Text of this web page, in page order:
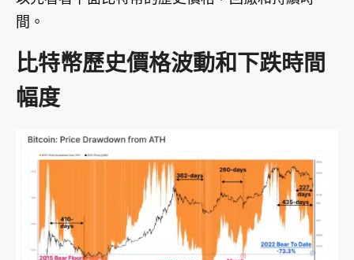
間。
比特幣歷史價格波動和下跌時間
幅度